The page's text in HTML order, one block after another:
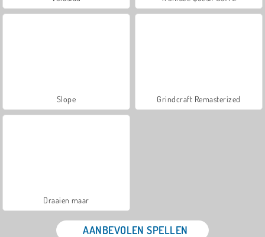
Slope Grindcraft Remasterized
Draaien maar
AANBEVOLEN SPELLEN